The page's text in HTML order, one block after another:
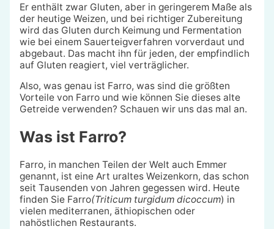
Er enthält zwar Gluten, aber in geringerem Maße als
der heutige Weizen, und bei richtiger Zubereitung
wird das Gluten durch Keimung und Fermentation
wie bei einem Sauerteigverfahren vorverdaut und
abgebaut. Das macht ihn für jeden, der empfindlich
auf Gluten reagiert, viel verträglicher.
Also, was genau ist Farro, was sind die größten
Vorteile von Farro und wie können Sie dieses alte
Getreide verwenden? Schauen wir uns das mal an.
Was ist Farro?
Farro, in manchen Teilen der Welt auch Emmer
genannt, ist eine Art uraltes Weizenkorn, das schon
seit Tausenden von Jahren gegessen wird. Heute
finden Sie Farro(Triticum turgidum dicoccum) in
vielen mediterranen, äthiopischen oder
nahöstlichen Restaurants.